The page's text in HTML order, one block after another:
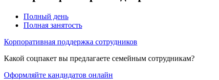
Полный день
Полная занятость
Корпоративная поддержка сотрудников
Какой соцпакет вы предлагаете семейным сотрудникам?
Оформляйте кандидатов онлайн